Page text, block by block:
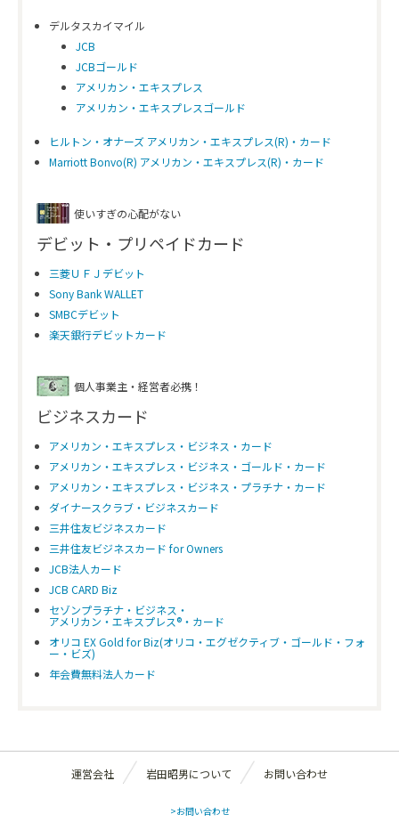
デルタスカイマイル
JCB
JCBゴールド
アメリカン・エキスプレス
アメリカン・エキスプレスゴールド
ヒルトン・オナーズ アメリカン・エキスプレス(R)・カード
Marriott Bonvo(R) アメリカン・エキスプレス(R)・カード
使いすぎの心配がない
デビット・プリペイドカード
三菱ＵＦＪデビット
Sony Bank WALLET
SMBCデビット
楽天銀行デビットカード
個人事業主・経営者必携！
ビジネスカード
アメリカン・エキスプレス・ビジネス・カード
アメリカン・エキスプレス・ビジネス・ゴールド・カード
アメリカン・エキスプレス・ビジネス・プラチナ・カード
ダイナースクラブ・ビジネスカード
三井住友ビジネスカード
三井住友ビジネスカード for Owners
JCB法人カード
JCB CARD Biz
セゾンプラチナ・ビジネス・
アメリカン・エキスプレス®・カード
オリコ EX Gold for Biz(オリコ・エグゼクティブ・ゴールド・フォ
ー・ビズ)
年会費無料法人カード
運営会社 岩田昭男について お問い合わせ
>お問い合わせ